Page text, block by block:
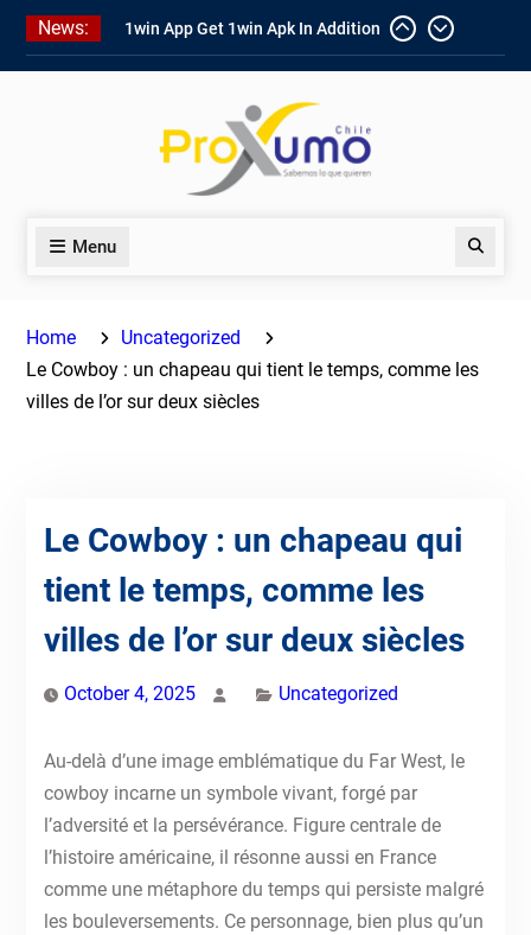
Skip
content
News:
1win App Get 1win Apk In Addition
To Enjoy About Typically The Go!
on To Unit Installation Guide 1win
Nigeria
Ce qui rend Chicken Road si
populaire en France
Menu Search
Home
Uncategorized
Le Cowboy : un chapeau qui tient le temps, comme les
villes de l’or sur deux siècles
Le Cowboy : un chapeau qui
tient le temps, comme les
villes de l’or sur deux siècles
October 4, 2025 Uncategorized
Au-delà d’une image emblématique du Far West, le
cowboy incarne un symbole vivant, forgé par
l’adversité et la persévérance. Figure centrale de
l’histoire américaine, il résonne aussi en France
comme une métaphore du temps qui persiste malgré
les bouleversements. Ce personnage, bien plus qu’un